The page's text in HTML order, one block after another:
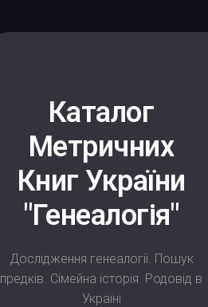
Каталог
Метричних
Книг України
"Генеалогія"
Дослідження генеалогії. Пошук
предків. Сімейна історія. Родовід в
Україні